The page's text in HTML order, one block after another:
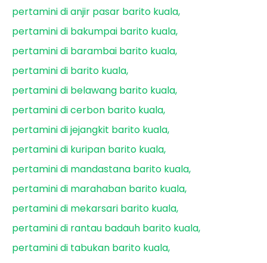
pertamini di anjir pasar barito kuala
pertamini di bakumpai barito kuala
pertamini di barambai barito kuala
pertamini di barito kuala
pertamini di belawang barito kuala
pertamini di cerbon barito kuala
pertamini di jejangkit barito kuala
pertamini di kuripan barito kuala
pertamini di mandastana barito kuala
pertamini di marahaban barito kuala
pertamini di mekarsari barito kuala
pertamini di rantau badauh barito kuala
pertamini di tabukan barito kuala